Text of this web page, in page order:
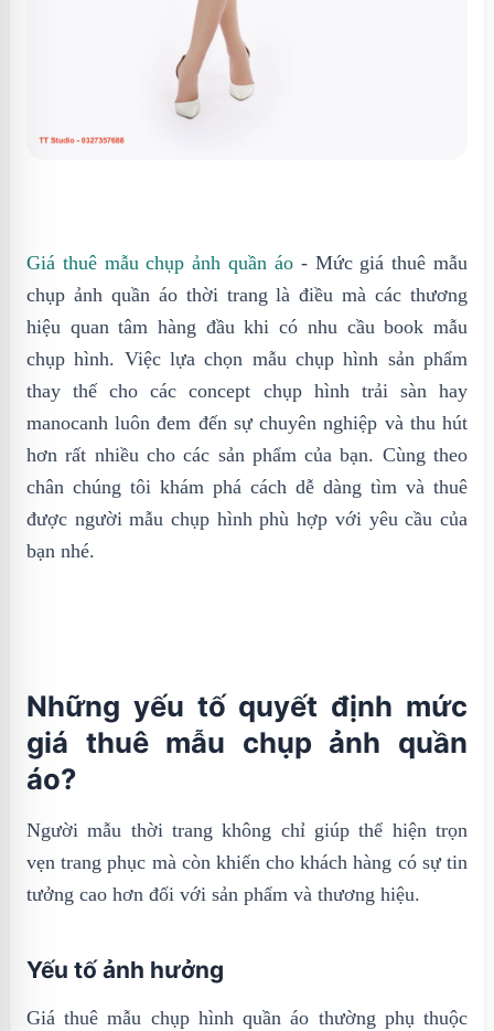
Giá thuê mẫu chụp ảnh quần áo- Mức giá thuê mẫu
chụp ảnh quần áo thời trang là điều mà các thương
hiệu quan tâm hàng đầu khi có nhu cầu book mẫu
chụp hình. Việc lựa chọn mẫu chụp hình sản phẩm
thay thế cho các concept chụp hình trải sàn hay
manocanh luôn đem đến sự chuyên nghiệp và thu hút
hơn rất nhiều cho các sản phẩm của bạn. Cùng theo
chân chúng tôi khám phá cách dễ dàng tìm và thuê
được người mẫu chụp hình phù hợp với yêu cầu của
bạn nhé.
Những yếu tố quyết định mức
giá thuê mẫu chụp ảnh quần
áo?
Người mẫu thời trang không chỉ giúp thể hiện trọn
vẹn trang phục mà còn khiến cho khách hàng có sự tin
tưởng cao hơn đối với sản phẩm và thương hiệu.
Yếu tố ảnh hưởng
Giá thuê mẫu chụp hình quần áo thường phụ thuộc